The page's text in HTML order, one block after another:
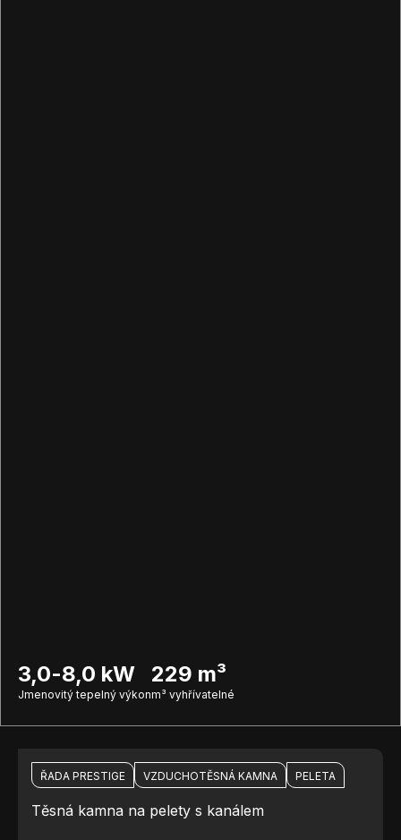
3,0-8,0 kW
Jmenovitý tepelný výkon
229 m³
m³ vyhřívatelné
ŘADA PRESTIGE VZDUCHOTĚSNÁ KAMNA PELETA
Těsná kamna na pelety s kanálem